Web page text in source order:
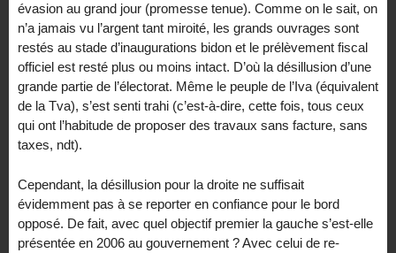
évasion au grand jour (promesse tenue). Comme on le sait, on
n’a jamais vu l’argent tant miroité, les grands ouvrages sont
restés au stade d’inaugurations bidon et le prélèvement fiscal
officiel est resté plus ou moins intact. D’où la désillusion d’une
grande partie de l’électorat. Même le peuple de l’Iva (équivalent
de la Tva), s’est senti trahi (c’est-à-dire, cette fois, tous ceux
qui ont l’habitude de proposer des travaux sans facture, sans
taxes, ndt).
Cependant, la désillusion pour la droite ne suffisait
évidemment pas à se reporter en confiance pour le bord
opposé. De fait, avec quel objectif premier la gauche s’est-elle
présentée en 2006 au gouvernement ? Avec celui de re-